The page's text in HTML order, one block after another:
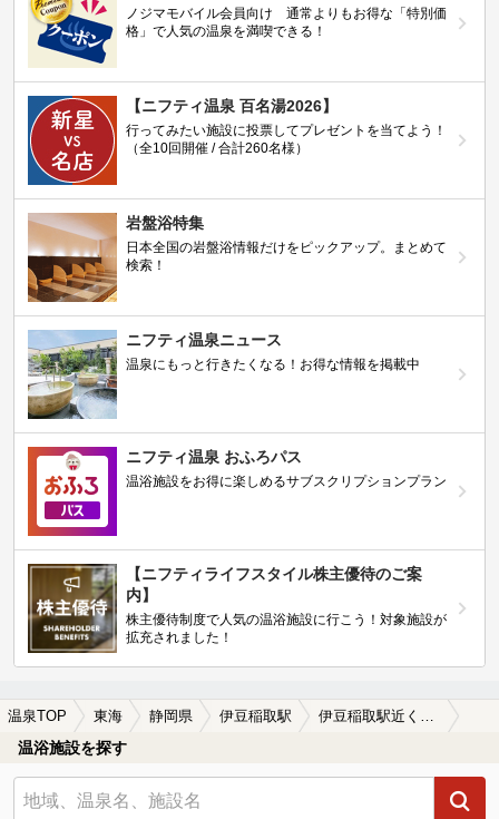
ノジマモバイル会員向け 通常よりもお得な「特別価
格」で人気の温泉を満喫できる！
【ニフティ温泉 百名湯2026】
行ってみたい施設に投票してプレゼントを当てよう！
（全10回開催 / 合計260名様）
岩盤浴特集
日本全国の岩盤浴情報だけをピックアップ。まとめて
検索！
ニフティ温泉ニュース
温泉にもっと行きたくなる！お得な情報を掲載中
ニフティ温泉 おふろパス
温浴施設をお得に楽しめるサブスクリプションプラン
【ニフティライフスタイル株主優待のご案
内】
株主優待制度で人気の温浴施設に行こう！対象施設が
拡充されました！
温泉TOP 東海 静岡県 伊豆稲取駅
温浴施設を探す